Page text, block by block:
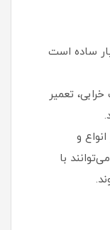
ساده است
تعمیر
و
با